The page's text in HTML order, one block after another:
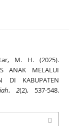
M. H. (2025).
ANAK MELALUI
DI KABUPATEN
, 2(2), 537-548.